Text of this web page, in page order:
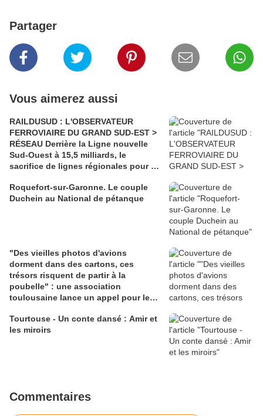
Partager
Vous aimerez aussi
RAILDUSUD : L'OBSERVATEUR
FERROVIAIRE DU GRAND SUD-EST >
RÉSEAU Derrière la Ligne nouvelle
Sud-Ouest à 15,5 milliards, le
sacrifice de lignes régionales pour 50
Roquefort-sur-Garonne. Le couple
Duchein au National de pétanque
"Des vieilles photos d'avions
dorment dans des cartons, ces
trésors risquent de partir à la
poubelle" : une association
toulousaine lance un appel pour les
Tourtouse - Un conte dansé : Amir et
les miroirs
Commentaires